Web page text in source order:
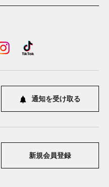
通知を受け取る
新規会員登録